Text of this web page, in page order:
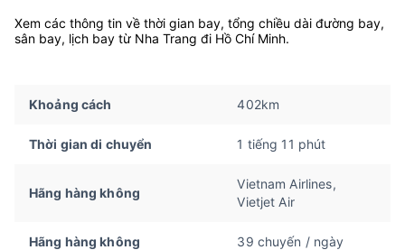
Xem các thông tin về thời gian bay, tổng chiều dài đường bay,
sân bay, lịch bay từ Nha Trang đi Hồ Chí Minh.
Khoảng cách 402km
Thời gian di chuyển 1 tiếng 11 phút
Hãng hàng không
Vietnam Airlines,
Vietjet Air
Hãng hàng không 39 chuyến / ngày